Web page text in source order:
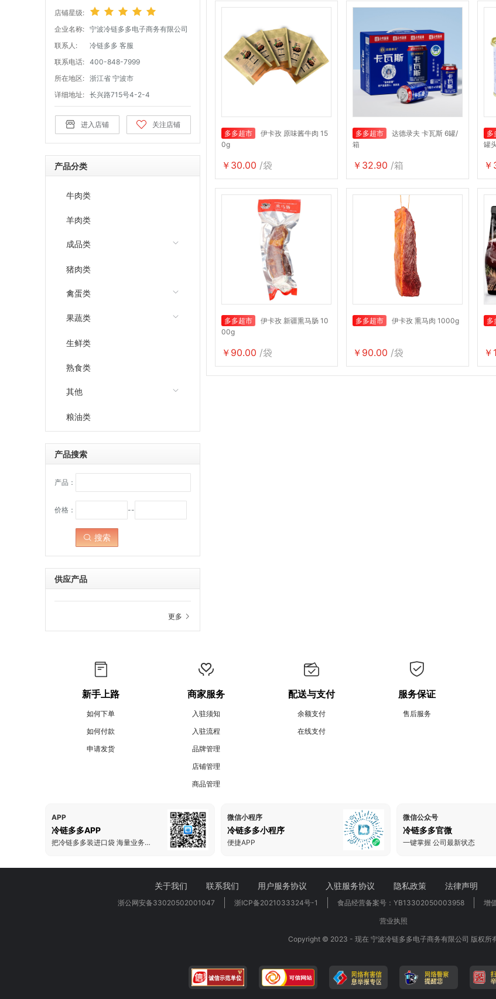
店铺星级:
企业名称: 宁波冷链多多电子商务有限公司
联系人:
冷链多多 客服
联系电话: 400-848-7999
所在地区: 浙江省 宁波市
详细地址: 长兴路715号4-2-4
进入店铺 关注店铺
产品分类
牛肉类
羊肉类
成品类
猪肉类
禽蛋类
果蔬类
生鲜类
熟食类
其他
粮油类
产品搜索
产品：
价格： --
搜索
供应产品
更多
多多超市
伊卡孜 原味酱牛肉 15
0g
￥30.00 /袋
多多超市
达德录夫 卡瓦斯 6罐/
箱
￥32.90 /箱
多
罐
多多超市
伊卡孜 新疆熏马肠 10
00g
￥90.00 /袋
多多超市 伊卡孜 熏马肉 1000g
￥90.00 /袋
多
新手上路
如何下单
如何付款
申请发货
商家服务
入驻须知
入驻流程
品牌管理
店铺管理
商品管理
配送与支付
余额支付
在线支付
服务保证
售后服务
APP
冷链多多APP
把冷链多多装进口袋 海量业务一手掌握
微信小程序
冷链多多小程序
便捷APP
微信公众号
冷链多多官微
一键掌握 公司最新状态
关于我们 联系我们 用户服务协议 入驻服务协议 隐私政策 法律声明
浙公网安备33020502001047 浙ICP备2021033324号-1 食品经营备案号：YB13302050003958 增
营业执照
Copyright © 2023 - 现在 宁波冷链多多电子商务有限公司 版权所